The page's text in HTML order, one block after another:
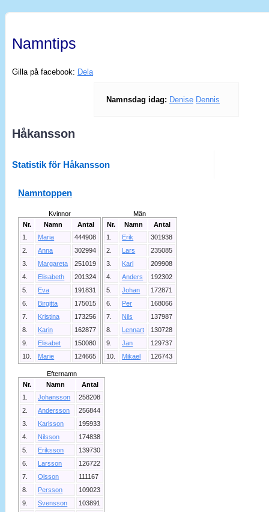
Namntips
Gilla på facebook: Dela
Namnsdag idag: Denise Dennis
Håkansson
Statistik för Håkansson
Namntoppen
Kvinnor
Nr.
Namn
Antal
1.
Maria
444908
2.
Anna
302994
3.
Margareta
251019
4.
Elisabeth
201324
5.
Eva
191831
6.
Birgitta
175015
7.
Kristina
173256
8.
Karin
162877
9.
Elisabet
150080
10.
Marie 124665
Män
Nr.
Namn
Antal
1.
Erik
301938
2.
Lars
235085
3.
Karl
209908
4.
Anders
192302
5.
Johan
172871
6.
Per
168066
7.
Nils
137987
8.
Lennart
130728
9.
Jan
129737
10.
Mikael 126743
Efternamn
Nr.
Namn
Antal
1.
Johansson
258208
2.
Andersson
256844
3.
Karlsson
195933
4.
Nilsson
174838
5.
Eriksson
139730
6.
Larsson
126722
7.
Olsson
111167
8.
Persson
109023
9.
Svensson
103891